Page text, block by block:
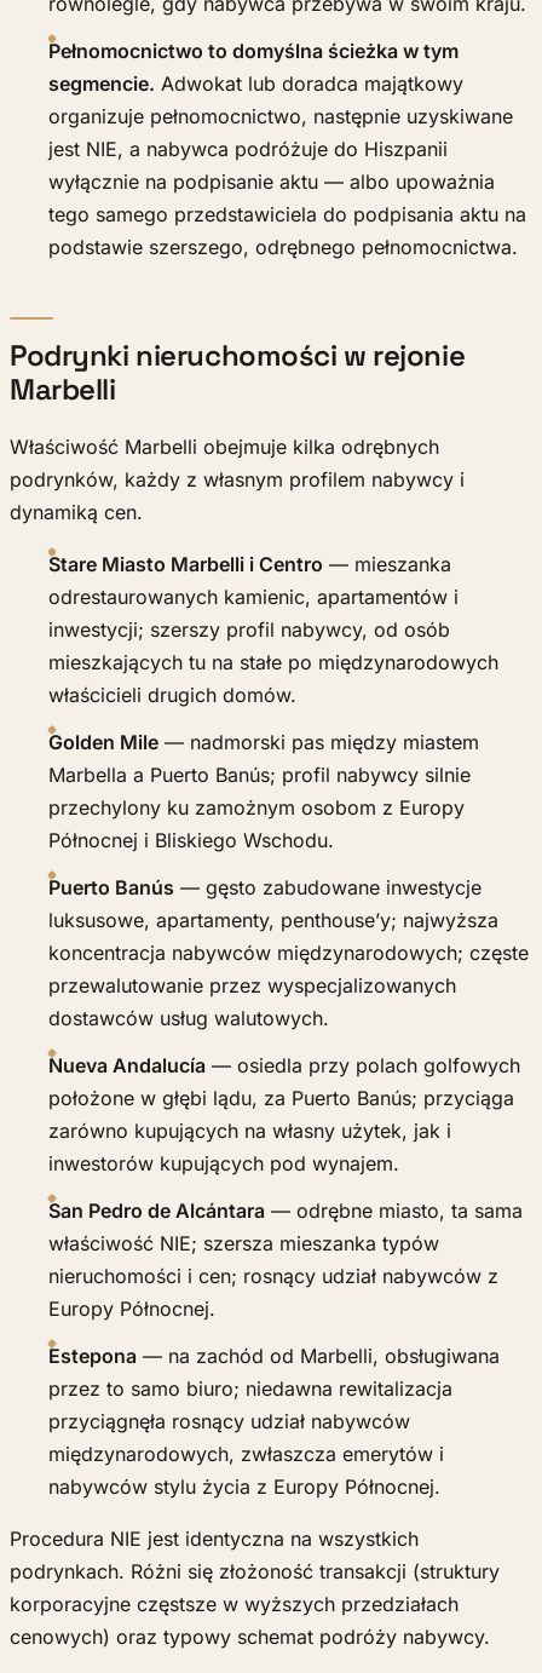
Pełnomocnictwo to domyślna ścieżka w tym
segmencie. Adwokat lub doradca majątkowy
organizuje pełnomocnictwo, następnie uzyskiwane
jest NIE, a nabywca podróżuje do Hiszpanii
wyłącznie na podpisanie aktu — albo upoważnia
tego samego przedstawiciela do podpisania aktu na
podstawie szerszego, odrębnego pełnomocnictwa.
Podrynki nieruchomości w rejonie
Marbelli
Właściwość Marbelli obejmuje kilka odrębnych
podrynków, każdy z własnym profilem nabywcy i
dynamiką cen.
Stare Miasto Marbelli i Centro — mieszanka
odrestaurowanych kamienic, apartamentów i
inwestycji; szerszy profil nabywcy, od osób
mieszkających tu na stałe po międzynarodowych
właścicieli drugich domów.
Golden Mile — nadmorski pas między miastem
Marbella a Puerto Banús; profil nabywcy silnie
przechylony ku zamożnym osobom z Europy
Północnej i Bliskiego Wschodu.
Puerto Banús — gęsto zabudowane inwestycje
luksusowe, apartamenty, penthouse’y; najwyższa
koncentracja nabywców międzynarodowych; częste
przewalutowanie przez wyspecjalizowanych
dostawców usług walutowych.
Nueva Andalucía — osiedla przy polach golfowych
położone w głębi lądu, za Puerto Banús; przyciąga
zarówno kupujących na własny użytek, jak i
inwestorów kupujących pod wynajem.
San Pedro de Alcántara — odrębne miasto, ta sama
właściwość NIE; szersza mieszanka typów
nieruchomości i cen; rosnący udział nabywców z
Europy Północnej.
Estepona — na zachód od Marbelli, obsługiwana
przez to samo biuro; niedawna rewitalizacja
przyciągnęła rosnący udział nabywców
międzynarodowych, zwłaszcza emerytów i
nabywców stylu życia z Europy Północnej.
Procedura NIE jest identyczna na wszystkich
podrynkach. Różni się złożoność transakcji (struktury
korporacyjne częstsze w wyższych przedziałach
cenowych) oraz typowy schemat podróży nabywcy.